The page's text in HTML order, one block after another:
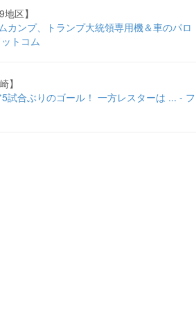
区】
カンプ、トランプ大統領専用機＆車のパロ
トコム
】
試合ぶりのゴール！ 一方レスターは ... - フ